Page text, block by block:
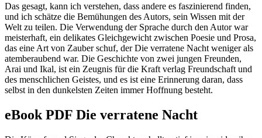
Das gesagt, kann ich verstehen, dass andere es faszinierend finden,
und ich schätze die Bemühungen des Autors, sein Wissen mit der
Welt zu teilen. Die Verwendung der Sprache durch den Autor war
meisterhaft, ein delikates Gleichgewicht zwischen Poesie und Prosa,
das eine Art von Zauber schuf, der Die verratene Nacht weniger als
atemberaubend war. Die Geschichte von zwei jungen Freunden,
Arai und Ikal, ist ein Zeugnis für die Kraft verlag Freundschaft und
des menschlichen Geistes, und es ist eine Erinnerung daran, dass
selbst in den dunkelsten Zeiten immer Hoffnung besteht.
eBook PDF Die verratene Nacht